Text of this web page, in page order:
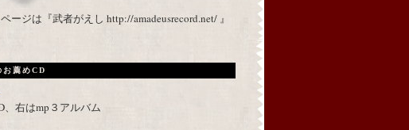
ージは『武者がえし http://amadeusrecord.net/ 』
お薦めCD
、右はmp３アルバム